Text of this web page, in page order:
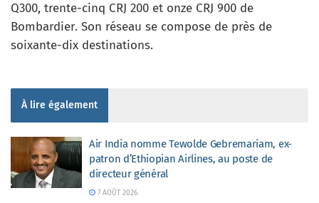
Q300, trente-cinq CRJ 200 et onze CRJ 900 de
Bombardier. Son réseau se compose de près de
soixante-dix destinations.
À lire également
Air India nomme Tewolde Gebremariam, ex-
patron d’Ethiopian Airlines, au poste de
directeur général
7 AOÛT 2026